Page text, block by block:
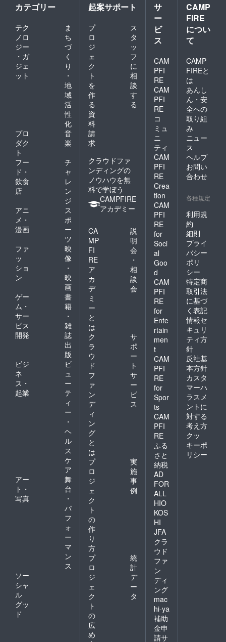
カテゴリー
テク
ノロ
ジー
・ガ
ジェ
ット
ま
ち
づ
く
り
・
地
域
活
性
化
プロ
ダク
ト
音
楽
フー
ド・
飲食
店
チ
ャ
レ
ン
ジ
アニ
メ・
漫画
ス
ポ
ー
ツ
ファ
ッ
ショ
ン
映
像
・
映
画
ゲー
ム・
サー
ビス
開発
書
籍
・
雑
誌
出
版
ビジ
ネ
ス・
起業
ビ
ュ
ー
テ
ィ
ー
・
ヘ
ル
ス
ケ
ア
アー
ト・
写真
舞
台
・
パ
フ
ォ
ー
マ
ン
ス
ソー
シャ
ル
グッ
ド
起案サポート
プ
ロ
ジ
ェ
ク
ト
を
作
る
ス
タ
ッ
フ
に
相
談
す
る
資
料
請
求
クラウドファ
ンディングの
ノウハウを無
料で学ぼう
CAMPFIRE
アカデミー
CA
MP
FI
RE
ア
カ
デ
ミ
ー
と
は
説
明
会
・
相
談
会
ク
ラ
ウ
ド
フ
ァ
ン
デ
ィ
ン
グ
と
は
サ
ポ
ー
ト
サ
ー
ビ
ス
プ
ロ
ジ
ェ
ク
ト
の
作
り
方
実
施
事
例
プ
ロ
ジ
ェ
ク
ト
の
広
め
統
計
デ
ー
タ
サ
ー
ビ
ス
CAM
PFI
RE
CAM
PFI
RE
コ
ミュ
ニ
ティ
CAM
PFI
RE
Crea
tion
CAM
PFI
RE
for
Soci
al
Goo
d
CAM
PFI
RE
for
Ente
rtain
men
t
CAM
PFI
RE
for
Spor
ts
CAM
PFI
RE
ふる
さと
納税
AD
FOR
ALL
HIO
KOS
HI
JFA
クラ
ウド
ファ
ン
ディ
ング
mac
hi-ya
補助
金申
請サ
CAMP
FIRE
につい
て
CAMP
FIREと
は
あんし
ん・安
全への
取り組
み
ニュー
ス
ヘルプ
お問い
合わせ
各種規定
利用規
約
細則
プライ
バシー
ポリ
シー
特定商
取引法
に基づ
く表記
情報セ
キュリ
ティ方
針
反社基
本方針
カスタ
マーハ
ラスメ
ントに
対する
考え方
クッ
キーポ
リシー